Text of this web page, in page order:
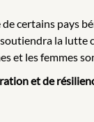
certains pays
soutiendra la
et les femmes
et de